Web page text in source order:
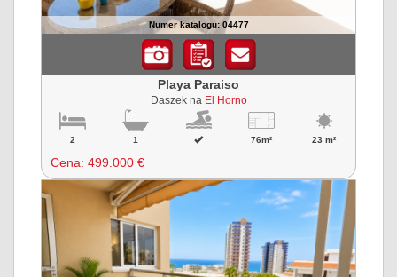
Numer katalogu: 04477
Playa Paraiso
Daszek na El Horno
2 1 76m² 23 m²
Cena: 499.000 €